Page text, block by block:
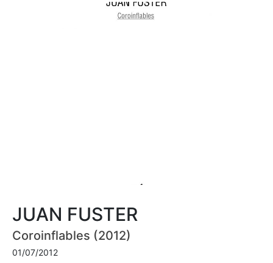
JUAN FUSTER
Coroinflables (2012)
01/07/2012